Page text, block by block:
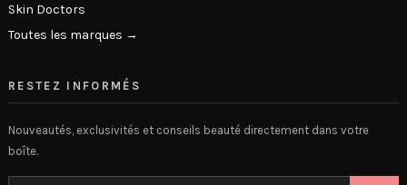
Skin Doctors
Toutes les marques →
RESTEZ INFORMÉS
Nouveautés, exclusivités et conseils beauté directement dans votre
boîte.